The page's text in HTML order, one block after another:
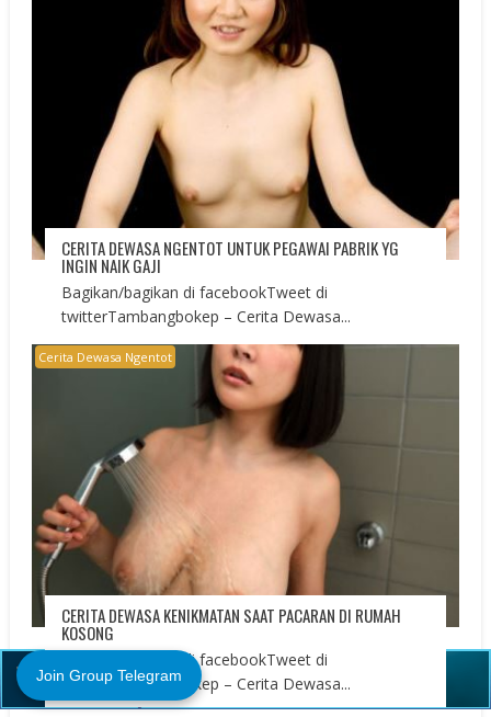
CERITA DEWASA NGENTOT UNTUK PEGAWAI PABRIK YG
INGIN NAIK GAJI
Bagikan/bagikan di facebookTweet di
twitterTambangbokep – Cerita Dewasa...
Cerita Dewasa Ngentot
CERITA DEWASA KENIKMATAN SAAT PACARAN DI RUMAH
KOSONG
Bagikan/bagikan di facebookTweet di
twitterTambangbokep – Cerita Dewasa...
Join Group Telegram